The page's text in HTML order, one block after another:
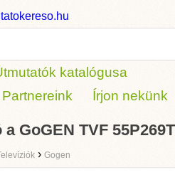
katalógusa
Partnereink Írjon nekünk
GoGEN TVF 55P269T
› Gogen